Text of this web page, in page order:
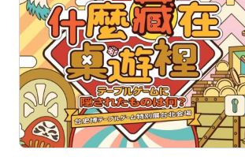
Bahasa
Indonesia
Việt Nam